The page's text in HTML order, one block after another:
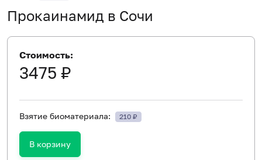
Прокаинамид в Сочи
Стоимость:
3475 ₽
Взятие биоматериала: 210 ₽
В корзину